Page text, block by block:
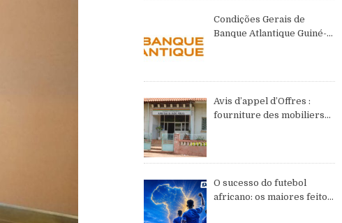
Condições Gerais de
Banque Atlantique Guiné-
Avis d’appel d’Offres :
fourniture des mobiliers
O sucesso do futebol
africano: os maiores feitos